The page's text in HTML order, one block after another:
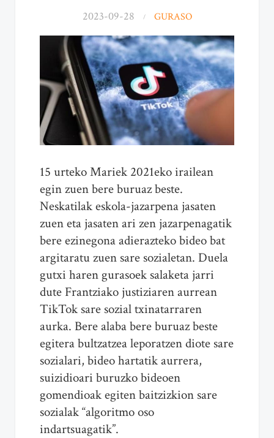
2023-09-28 GURASO
15 urteko Mariek 2021eko irailean
egin zuen bere buruaz beste.
Neskatilak eskola-jazarpena jasaten
zuen eta jasaten ari zen jazarpenagatik
bere ezinegona adierazteko bideo bat
argitaratu zuen sare sozialetan. Duela
gutxi haren gurasoek salaketa jarri
dute Frantziako justiziaren aurrean
TikTok sare sozial txinatarraren
aurka. Bere alaba bere buruaz beste
egitera bultzatzea leporatzen diote sare
sozialari, bideo hartatik aurrera,
suizidioari buruzko bideoen
gomendioak egiten baitzizkion sare
sozialak “algoritmo oso
indartsuagatik”.